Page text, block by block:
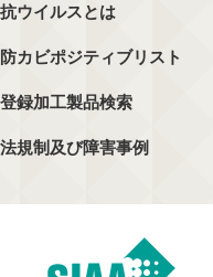
抗ウイルスとは
防カビポジティブリスト
登録加工製品検索
法規制及び障害事例